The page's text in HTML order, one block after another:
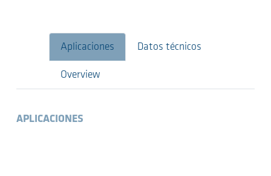
Aplicaciones Datos técnicos
Overview
APLICACIONES